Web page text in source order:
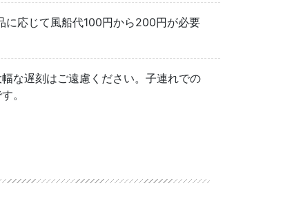
応じて風船代100円から200円が必要
な遅刻はご遠慮ください。子連れでの
。